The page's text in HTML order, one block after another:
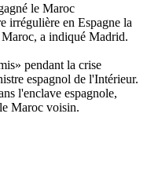
le Maroc
irrégulière en Espagne la
a indiqué Madrid.
pendant la crise
espagnol de l'Intérieur.
l'enclave espagnole,
Maroc voisin.